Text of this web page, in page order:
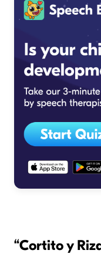
“Cortito y